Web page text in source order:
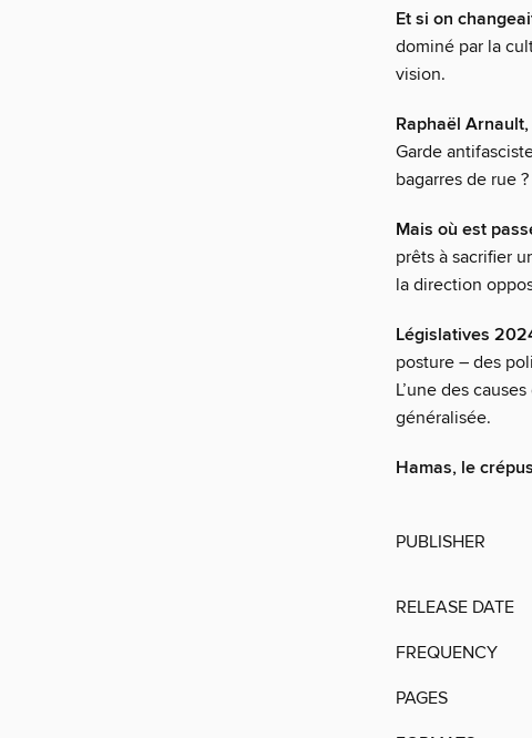
Et si on
dominé par la
vision.
Raphaël
Garde
bagarres de rue ?
Mais où est
prêts à sacrifier
la direction
Législatives
posture – des
L’une des
généralisée.
Hamas, le
PUBLISHER
RELEASE DATE
FREQUENCY
PAGES